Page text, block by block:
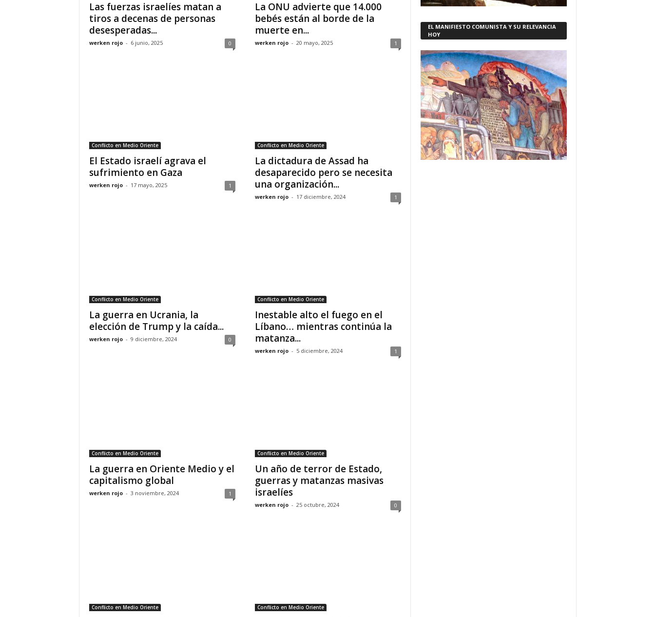
Las fuerzas israelíes matan a
tiros a decenas de personas
desesperadas...
werken rojo - 6 junio, 2025 0
La ONU advierte que 14.000
bebés están al borde de la
muerte en...
werken rojo - 20 mayo, 2025 1
Conflicto en Medio Oriente
El Estado israelí agrava el
sufrimiento en Gaza
werken rojo - 17 mayo, 2025 1
Conflicto en Medio Oriente
La dictadura de Assad ha
desaparecido pero se necesita
una organización...
werken rojo - 17 diciembre, 2024 1
Conflicto en Medio Oriente
La guerra en Ucrania, la
elección de Trump y la caída...
werken rojo - 9 diciembre, 2024 0
Conflicto en Medio Oriente
Inestable alto el fuego en el
Líbano… mientras continúa la
matanza...
werken rojo - 5 diciembre, 2024 1
Conflicto en Medio Oriente
La guerra en Oriente Medio y el
capitalismo global
werken rojo - 3 noviembre, 2024 1
Conflicto en Medio Oriente
Un año de terror de Estado,
guerras y matanzas masivas
israelíes
werken rojo - 25 octubre, 2024 0
Conflicto en Medio Oriente Conflicto en Medio Oriente
EL MANIFIESTO COMUNISTA Y SU RELEVANCIA
HOY